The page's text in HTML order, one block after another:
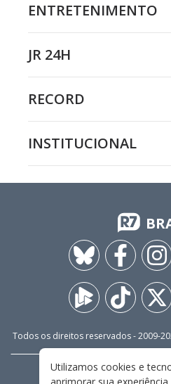
ENTRETENIMENTO
JR 24H
RECORD
INSTITUCIONAL
Todos os direitos reservados - 2009-
FALE
Utilizamos cookies e